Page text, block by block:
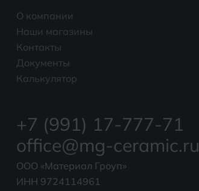
О компании
Наши магазины
Контакты
Документы
Калькулятор
+7 (991) 17-777-71
office@mg-ceramic.ru
ООО «Материал Гроуп»
ИНН 9724114961